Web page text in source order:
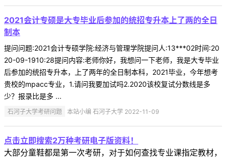
2021会计专硕是大专毕业后参加的统招专升本上了两的全日
制本
提问问题:2021会计专硕学院:经济与管理学院提问人:13***02时间:20
20-09-1910:28提问内容:老师你好，我想问一下老师，我是大专毕业
后参加的统招专升本，上了两年的全日制本科，2021毕业，今年想考
贵校的mpacc专业，1.请问我要加试吗2.2020该校复试分数线是多
少？报录比是多 ...
石河子大学考研问题 本站小编 石河子大学 2022-11-09
点击立即搜索2万种考研电子版资料！
大部分童鞋都是第一次考研，对于如何查找专业课指定教材，